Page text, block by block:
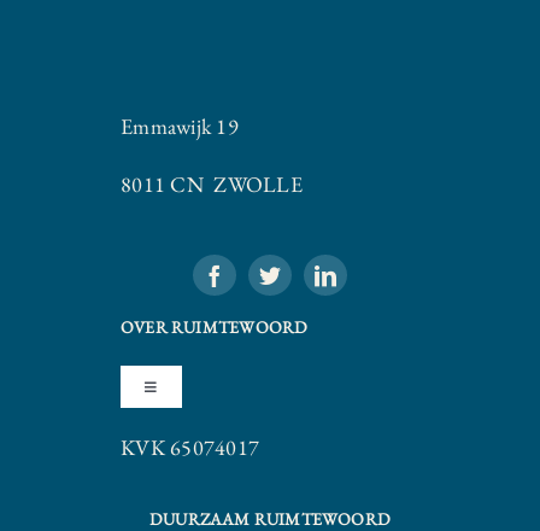
Emmawijk 19
8011 CN ZWOLLE
OVER RUIMTEWOORD
Toggle
Navigation
Algemene VoorwaardenKVK 65074017
DUURZAAM RUIMTEWOORD